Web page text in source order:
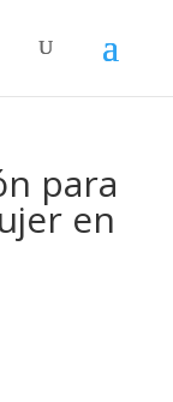
para
en